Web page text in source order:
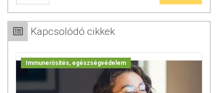
Kapcsolódó cikkek
Immunerősítés, egészségvédelem